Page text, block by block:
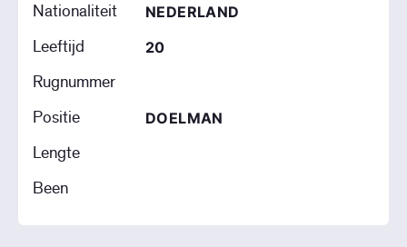
Nationaliteit NEDERLAND
Leeftijd 20
Rugnummer
Positie
DOELMAN
Lengte
Been